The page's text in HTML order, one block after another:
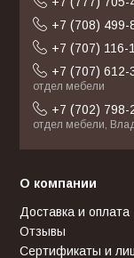
+7 (708) 499-
+7 (707) 116-
+7 (707) 612-
отдел мебели
+7 (702) 798-
отдел мебели,
О компании
Доставка и оплата
Отзывы
Сертификаты и